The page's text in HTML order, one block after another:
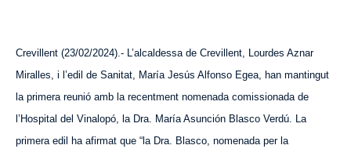
Crevillent (23/02/2024).- L’alcaldessa de Crevillent, Lourdes Aznar
Miralles, i l’edil de Sanitat, María Jesús Alfonso Egea, han mantingut
la primera reunió amb l a recentment nomenada comissionada de
l’Hospital del Vinalopó, la Dra. María Asunción Blasco Verdú. La
primera edil ha afirmat que “la Dra. Blasco, nomenada per la